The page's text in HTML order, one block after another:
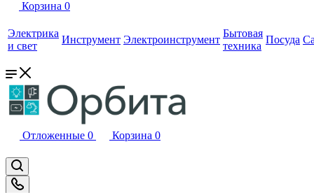
Корзина 0
Электрика
и свет
Инструмент Электроинструмент
Бытовая
техника
Посуда
Отложенные 0 Корзина 0